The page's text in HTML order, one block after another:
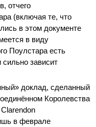
отчего
(включая те, что
в этом документе
в виду
Поулстара есть
сильно зависит
доклад, сделанный
Королевства
в феврале